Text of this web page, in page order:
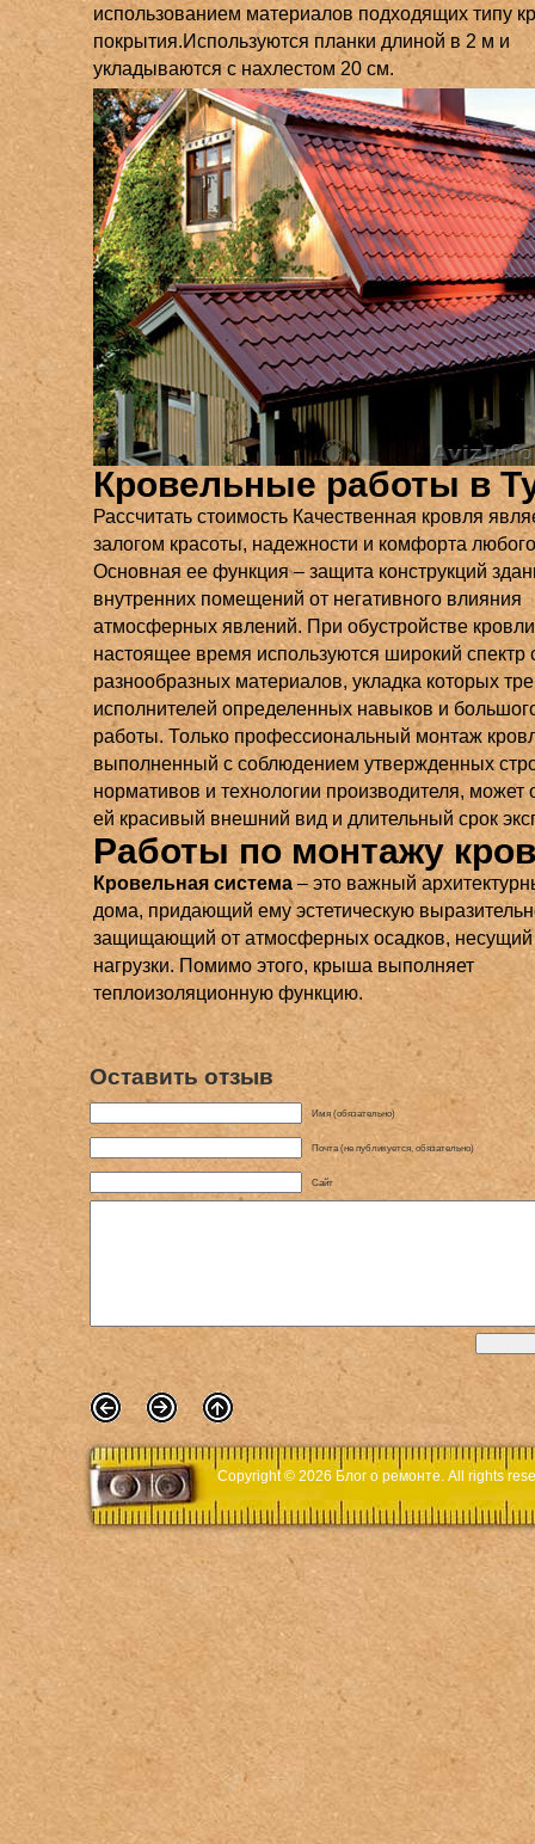
использованием материалов подходящих типу
покрытия.Используются планки длиной в 2 м и
укладываются с нахлестом 20 см.
Кровельные работы в
Рассчитать стоимость Качественная кровля
залогом красоты, надежности и комфорта
Основная ее функция – защита конструкций
внутренних помещений от негативного влияния
атмосферных явлений. При обустройстве
настоящее время используются широкий спектр
разнообразных материалов, укладка которых
исполнителей определенных навыков и
работы. Только профессиональный монтаж
выполненный с соблюдением утвержденных
нормативов и технологии производителя, может
ей красивый внешний вид и длительный срок
Работы по монтажу
Кровельная система – это важный
дома, придающий ему эстетическую
защищающий от атмосферных осадков, несущий
нагрузки. Помимо этого, крыша выполняет
теплоизоляционную функцию.
Оставить отзыв
Имя (обязательно)
Почта (не публикуется, обязательно)
Сайт
Copyright © 2026 Блог о ремонте. All rights